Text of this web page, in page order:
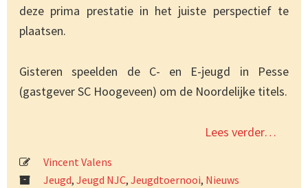
deze prima prestatie in het juiste perspectief te
plaatsen.
Gisteren speelden de C- en E-jeugd in Pesse
(gastgever SC Hoogeveen) om de Noordelijke titels.
Lees verder…
Vincent Valens
Jeugd, Jeugd NJC, Jeugdtoernooi, Nieuws